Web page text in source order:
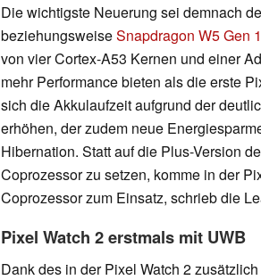
Die wichtigste Neuerung sei demnach
beziehungsweiseSnapdragon W5 Gen 1
von vier Cortex-A53 Kernen und einer
mehr Performance bieten als die erste
sich die Akkulaufzeit aufgrund der
erhöhen, der zudem neue
Hibernation. Statt auf die Plus-Version
Coprozessor zu setzen, komme in der
Coprozessor zum Einsatz, schrieb die
Pixel Watch 2 erstmals mit UWB
Dank des in der Pixel Watch 2